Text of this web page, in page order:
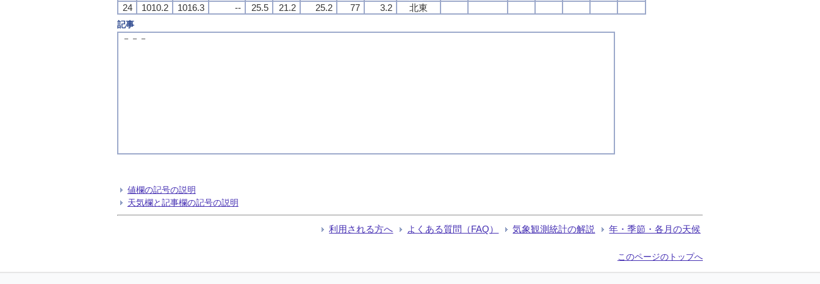
24
1010.2 1016.3 -- 25.5 21.2 25.2 77 3.2 北東
記事
－－－
値欄の記号の説明
天気欄と記事欄の記号の説明
利用される方へ よくある質問（FAQ） 気象観測統計の解説 年・季節・各月の天候
このページのトップへ